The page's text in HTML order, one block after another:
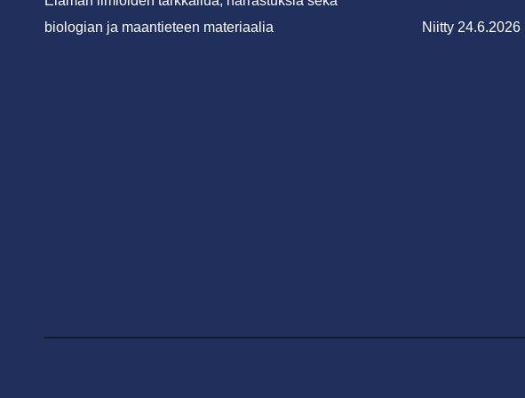
biologian ja maantieteen materiaalia
Niitty 24.6.2026